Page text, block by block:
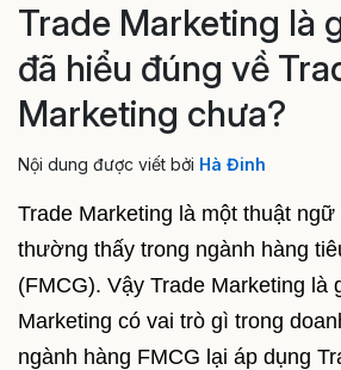
Trade Marketing là
đã hiểu đúng về
Marketing chưa?
Nội dung được viết bởi Hà Đinh
Trade Marketing là một thuật
thường thấy trong ngành hàng
(FMCG). Vậy Trade Marketing là
Marketing có vai trò gì trong
ngành hàng FMCG lại áp dụng